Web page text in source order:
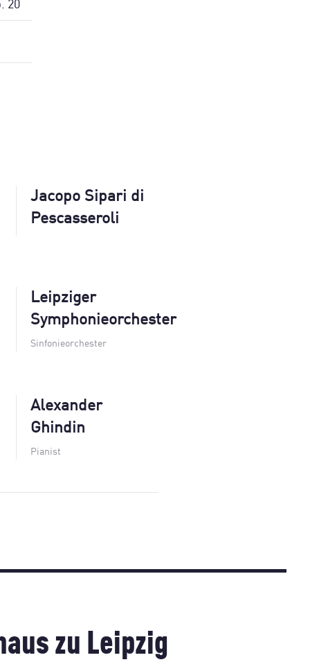
20
Jacopo Sipari di
Pescasseroli
Leipziger
Symphonieorchester
Sinfonieorchester
Alexander
Ghindin
Pianist
zu Leipzig